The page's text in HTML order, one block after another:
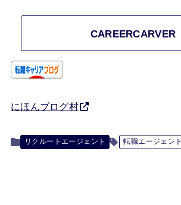
CAREERCARVER
にほんブログ村
リクルートエージェント 転職エージェント